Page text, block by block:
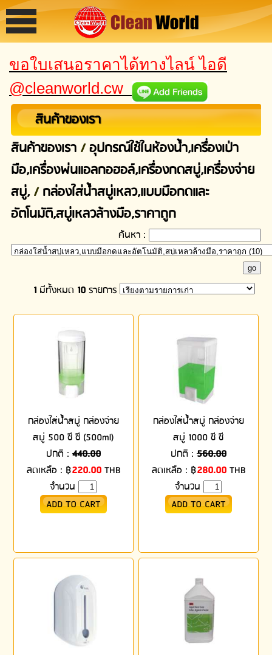
ขอใบเสนอราคาได้ทางไลน์ ไอดี
@cleanworld.cw
สินค้าของเรา
สินค้าของเรา/อุปกรณ์ใช้ในห้องน้ำ,เครื่องเป่า
มือ,เครื่องพ่นแอลกอฮอล์,เครื่องกดสบู่,เครื่องจ่าย
สบู่,/กล่องใส่น้ำสบู่เหลว,แบบมือกดและ
อัตโนมัติ,สบู่เหลวล้างมือ,ราคาถูก
ค้นหา :
1 มีทั้งหมด 10รายการ
กล่องใส่น้ำสบู่ กล่องจ่าย
สบู่ 500 ซี ซี (500ml)
ปกติ : 440.00
ลดเหลือ : ฿220.00THB
จำนวน
กล่องใส่น้ำสบู่ กล่องจ่าย
สบู่ 1000 ซี ซี
ปกติ : 560.00
ลดเหลือ : ฿280.00THB
จำนวน